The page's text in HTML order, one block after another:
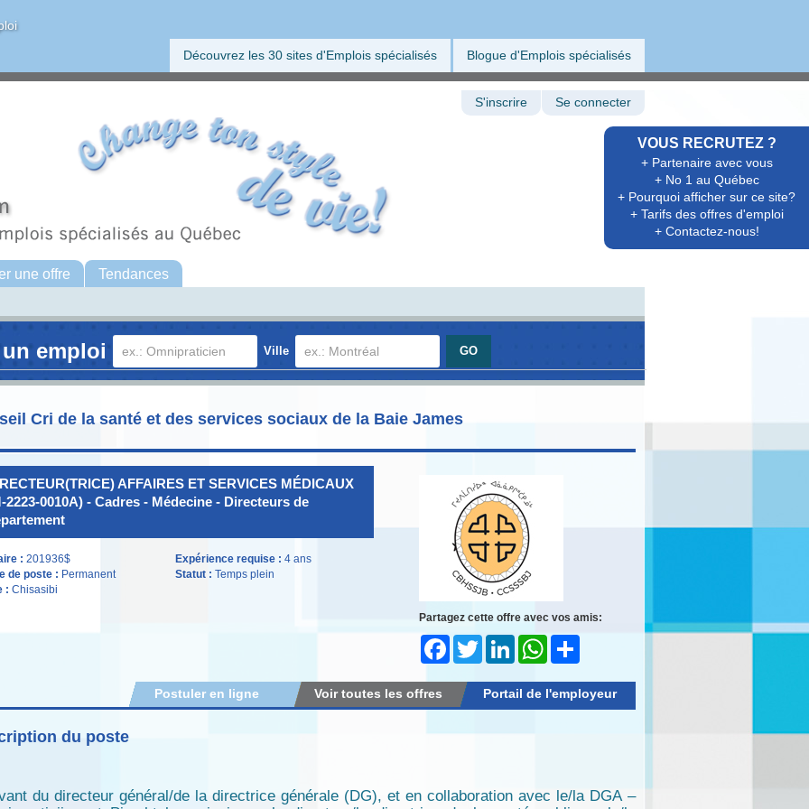
Découvrez les 30 sites d'Emplois spécialisés Blogue d'Emplois spécialisés
VOUS RECRUTEZ ?
+ Partenaire avec vous
+ No 1 au Québec
+ Pourquoi afficher sur ce site?
+ Tarifs des offres d'emploi
+ Contactez-nous!
S'inscrire Se connecter
une offre Tendances
emploi Ville
Cri de la santé et des services sociaux de la Baie James
AFFAIRES ET SERVICES MÉDICAUX
2223-0010A) - Cadres - Médecine - Directeurs de
: 201936$
de poste : Permanent
: Chisasibi
Expérience requise : 4 ans
Statut : Temps plein
Partagez cette offre avec vos amis:
FacebookTwitter LinkedIn WhatsApp
Portail de l'employeur
Voir toutes les offres
Postuler en ligne
du poste
du directeur général/de la directrice générale (DG), et en collaboration avec le/la DGA –